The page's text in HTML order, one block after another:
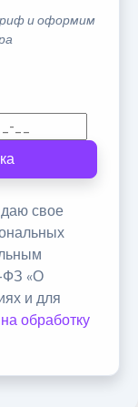
и оформим
свое
ФЗ «О
и для
обработку